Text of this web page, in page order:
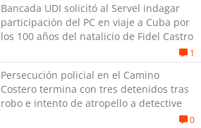
Bancada UDI solicitó al Servel indagar
participación del PC en viaje a Cuba por
los 100 años del natalicio de Fidel Castro
1
Persecución policial en el Camino
Costero termina con tres detenidos tras
robo e intento de atropello a detective
0